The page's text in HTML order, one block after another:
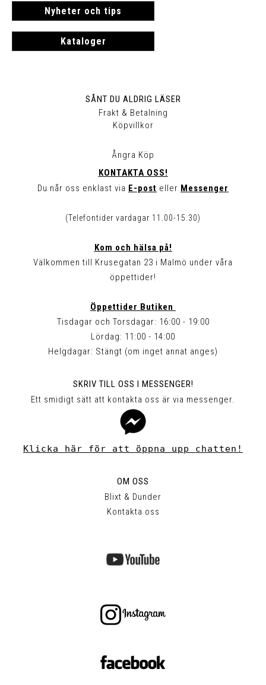
Nyheter och tips
Kataloger
SÅNT DU ALDRIG LÄSER
Frakt & Betalning
Köpvillkor
Ångra Köp
KONTAKTA OSS!
Du når oss enklast via E-post eller Messenger
(Telefontider vardagar 11.00-15.30)
Kom och hälsa på!
Välkommen till Krusegatan 23 i Malmö under våra
öppettider!
Öppettider Butiken
Tisdagar och Torsdagar: 16:00 - 19:00
Lördag: 11:00 - 14:00
Helgdagar: Stängt (om inget annat anges)
SKRIV TILL OSS I MESSENGER!
Ett smidigt sätt att kontakta oss är via messenger.
Klicka här för att öppna upp chatten!
OM OSS
Blixt & Dunder
Kontakta oss